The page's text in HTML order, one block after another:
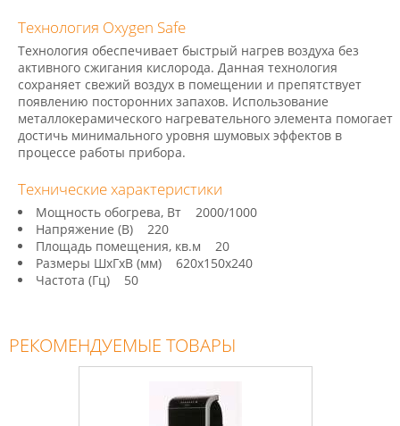
Технология Oxygen Safe
Технология обеспечивает быстрый нагрев воздуха без
активного сжигания кислорода. Данная технология
сохраняет свежий воздух в помещении и препятствует
появлению посторонних запахов. Использование
металлокерамического нагревательного элемента помогает
достичь минимального уровня шумовых эффектов в
процессе работы прибора.
Технические характеристики
Мощность обогрева, Вт 2000/1000
Напряжение (В) 220
Площадь помещения, кв.м 20
Размеры ШхГхВ (мм) 620х150х240
Частота (Гц) 50
РЕКОМЕНДУЕМЫЕ ТОВАРЫ